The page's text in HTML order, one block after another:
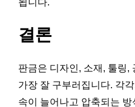
결론
판금은 디자인, 소재, 툴링,
가장 잘 구부러집니다. 각
속이 늘어나고 압축되는